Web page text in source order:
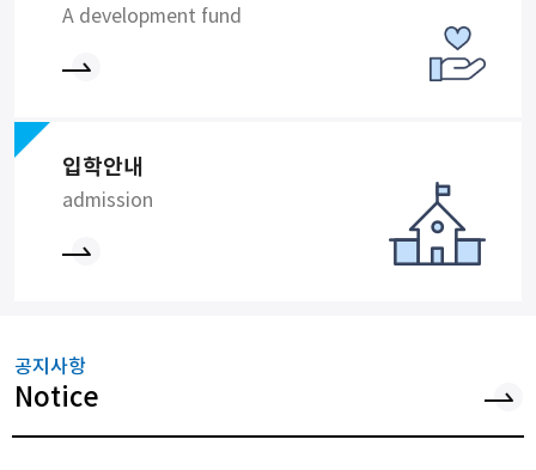
A development fund
입학안내
admission
공지사항
Notice